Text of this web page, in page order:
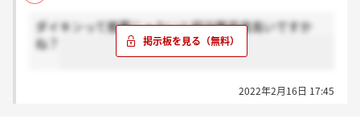
ダイキンって推薦じゃないと相当難易度高いですか
ね？
2022年2月16日 17:45